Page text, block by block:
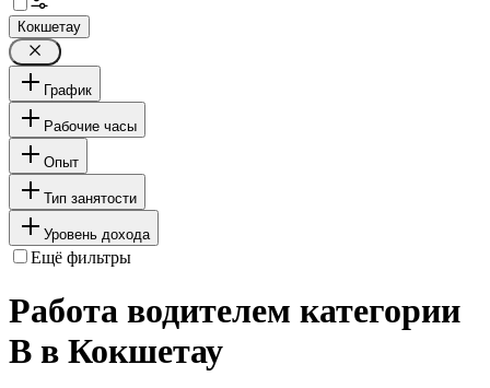
Кокшетау
График
Рабочие часы
Опыт
Тип занятости
Уровень дохода
Ещё фильтры
Работа водителем категории
B в Кокшетау